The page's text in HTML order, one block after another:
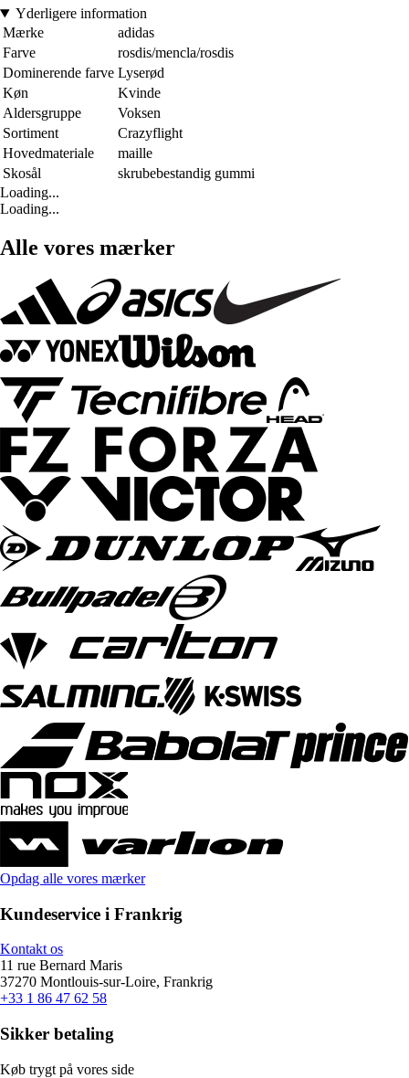
Yderligere information
Mærke
adidas
Farve
rosdis/mencla/rosdis
Dominerende farve Lyserød
Køn
Kvinde
Aldersgruppe
Voksen
Sortiment
Crazyflight
Hovedmateriale
maille
Skosål
skrubebestandig gummi
Loading...
Loading...
Alle vores mærker
Opdag alle vores mærker
Kundeservice i Frankrig
Kontakt os
11 rue Bernard Maris
37270 Montlouis-sur-Loire, Frankrig
+33 1 86 47 62 58
Sikker betaling
Køb trygt på vores side